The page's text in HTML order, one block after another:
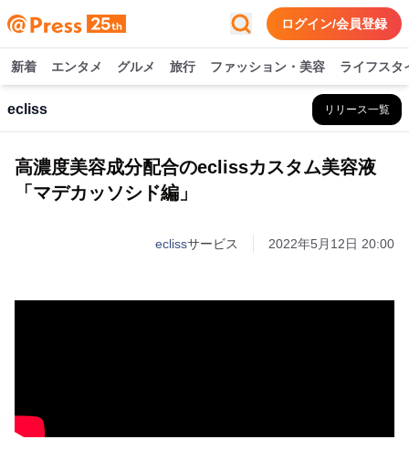
ログイン/会員登録
新着 エンタメ グルメ 旅行 ファッション・美容 ライフスタ
ecliss リリース一覧
高濃度美容成分配合のeclissカスタム美容液
「マデカッソシド編」
eclissサービス 2022年5月12日 20:00